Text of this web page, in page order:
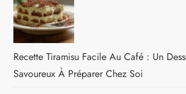
Recette Tiramisu Facile Au Café : Un
Savoureux À Préparer Chez Soi